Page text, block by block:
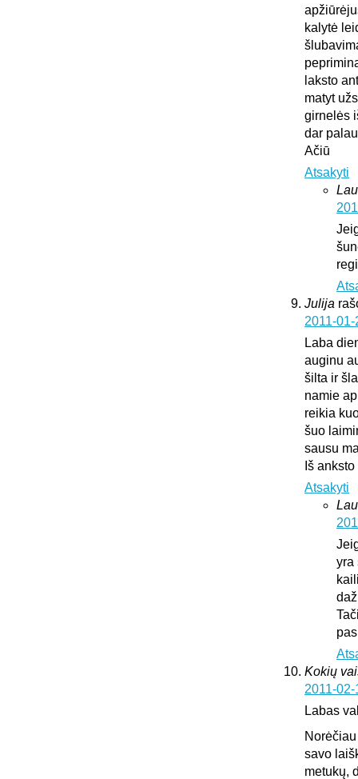
kalytė
laksto
matyt
girnelės
dar
Ačiū
Atsakyti
Julija
2011-
Laba
auginu
šilta ir
namie
reikia
šuo
sausu
Iš
Atsakyti
yra
Kokių
2011-
Labas
savo
metukų,